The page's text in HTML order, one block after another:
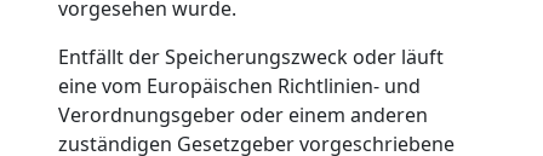
vorgesehen wurde.
Entfällt der Speicherungszweck oder läuft
eine vom Europäischen Richtlinien- und
Verordnungsgeber oder einem anderen
zuständigen Gesetzgeber vorgeschriebene